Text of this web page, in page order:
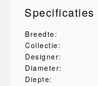
Specificaties
Breedte:
Collectie:
Designer:
Diameter:
Diepte: